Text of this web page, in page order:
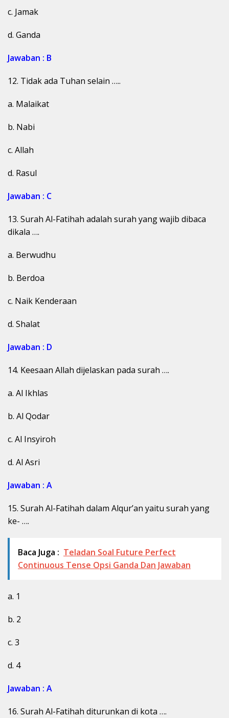
c. Jamak
d. Ganda
Jawaban : B
12. Tidak ada Tuhan selain …..
a. Malaikat
b. Nabi
c. Allah
d. Rasul
Jawaban : C
13. Surah Al-Fatihah adalah surah yang wajib dibaca
dikala ….
a. Berwudhu
b. Berdoa
c. Naik Kenderaan
d. Shalat
Jawaban : D
14. Keesaan Allah dijelaskan pada surah ….
a. Al Ikhlas
b. Al Qodar
c. Al Insyiroh
d. Al Asri
Jawaban : A
15. Surah Al-Fatihah dalam Alqur’an yaitu surah yang
ke- ….
Baca Juga : Teladan Soal Future Perfect
Continuous Tense Opsi Ganda Dan Jawaban
a. 1
b. 2
c. 3
d. 4
Jawaban : A
16. Surah Al-Fatihah diturunkan di kota ….